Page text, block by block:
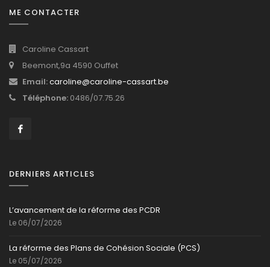
ME CONTACTER
Caroline Cassart
Beemont,9a 4590 Ouffet
Email:caroline@caroline-cassart.be
Téléphone: 0486/07.75.26
DERNIERS ARTICLES
L’avancement de la réforme des PCDR
Le 06/07/2026
La réforme des Plans de Cohésion Sociale (PCS)
Le 05/07/2026